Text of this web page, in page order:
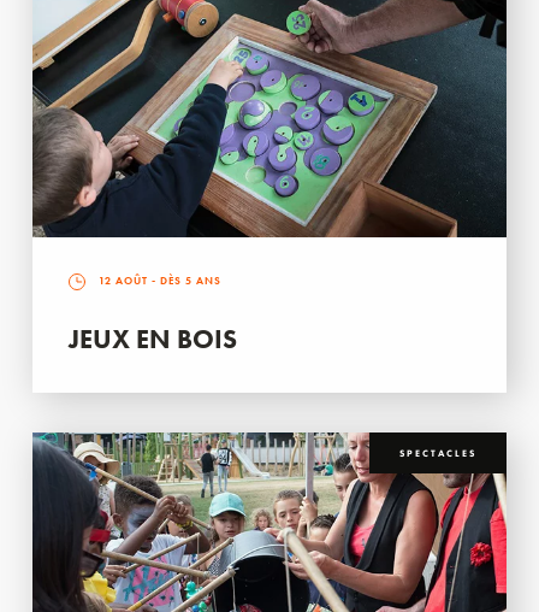
12 AOÛT - DÈS 5 ANS
JEUX EN BOIS
SPECTACLES